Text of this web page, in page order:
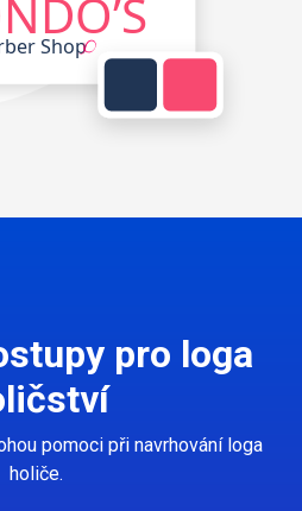
pro loga
pomoci při navrhování loga
holiče.